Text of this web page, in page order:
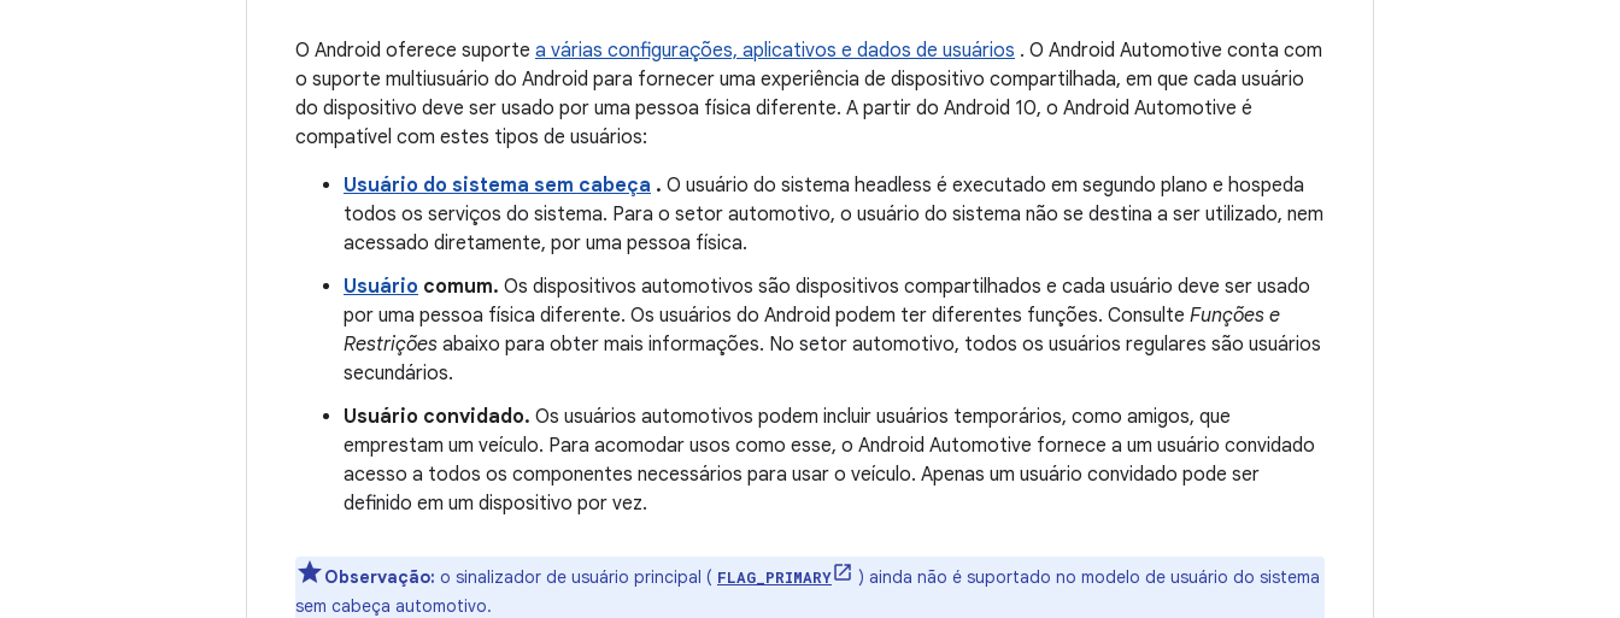
O Android oferece suporte a várias configurações, aplicativos e dados de usuários . O Android Automotive conta com
o suporte multiusuário do Android para fornecer uma experiência de dispositivo compartilhada, em que cada usuário
do dispositivo deve ser usado por uma pessoa física diferente. A partir do Android 10, o Android Automotive é
compatível com estes tipos de usuários:
Usuário do sistema sem cabeça . O usuário do sistema headless é executado em segundo plano e hospeda
todos os serviços do sistema. Para o setor automotivo, o usuário do sistema não se destina a ser utilizado, nem
acessado diretamente, por uma pessoa física.
Usuário comum. Os dispositivos automotivos são dispositivos compartilhados e cada usuário deve ser usado
por uma pessoa física diferente. Os usuários do Android podem ter diferentes funções. Consulte Funções e
Restrições abaixo para obter mais informações. No setor automotivo, todos os usuários regulares são usuários
secundários.
Usuário convidado. Os usuários automotivos podem incluir usuários temporários, como amigos, que
emprestam um veículo. Para acomodar usos como esse, o Android Automotive fornece a um usuário convidado
acesso a todos os componentes necessários para usar o veículo. Apenas um usuário convidado pode ser
definido em um dispositivo por vez.
Observação: o sinalizador de usuário principal ( FLAG_PRIMARY
) ainda não é suportado no modelo de usuário do sistema
sem cabeça automotivo.